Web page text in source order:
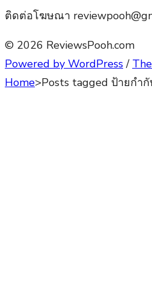
ติดต่อโฆษณา
© 2026 ReviewsPooh.com
Powered by WordPress /
Home>Posts tagged ป้ายกำกั